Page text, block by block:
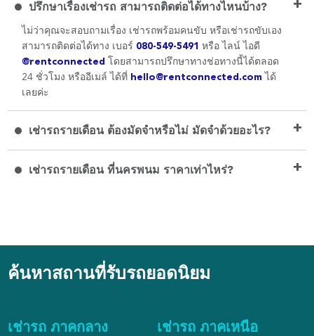
ปรึกษาเรื่องเช่ารถ สามารถติดต่อได้ทางไหนบ้าง? +
ไม่ว่าคุณจะสอบถามเรื่อง เช่ารถพร้อมคนขับ หรือเช่ารถขับเอง
สามารถติดต่อได้ทาง เบอร์ 080-549-5491หรือ ไลน์ ไอดี
@rentconnected
โดยสามารถปรึกษาทางช่อทางนี้ได้ตลอด
24 ชั่วโมง หรืออีเมล์ ได้ที่ hello@rentconnected.com ได้
เลยค่ะ
เช่ารถรายเดือน ต้องมัดจำหรือไม่ มัดจำด้วยอะไร? +
เช่ารถรายเดือน ที่นครพนม ราคาเท่าไหร่? +
ค้นหาสถานที่รับรถยอดนิยม
เช่ารถ ภาคกลาง เช่ารถ ภาคเหนือ